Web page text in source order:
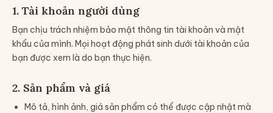
1. Tài khoản người dùng
Bạn chịu trách nhiệm bảo mật thông tin tài khoản và mật
khẩu của mình. Mọi hoạt động phát sinh dưới tài khoản của
bạn được xem là do bạn thực hiện.
2. Sản phẩm và giá
Mô tả, hình ảnh, giá sản phẩm có thể được cập nhật mà